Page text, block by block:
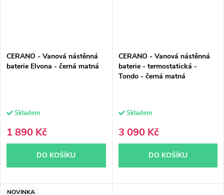
CERANO - Vanová nástěnná
baterie Elvona - černá matná
Skladem
1 890 Kč
DO KOŠÍKU
CERANO - Vanová nástěnná
baterie - termostatická -
Tondo - černá matná
Skladem
3 090 Kč
DO KOŠÍKU
NOVINKA